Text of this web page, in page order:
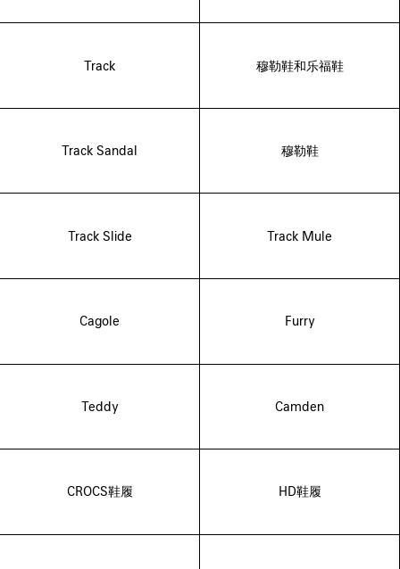
Track 穆勒鞋和乐福鞋
Track Sandal 穆勒鞋
Track Slide Track Mule
Cagole Furry
Teddy Camden
CROCS鞋履 HD鞋履